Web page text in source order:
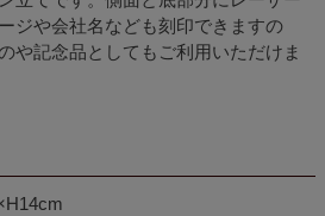
ジや会社名なども刻印できますの
や記念品としてもご利用いただけま